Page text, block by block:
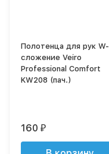
Полотенца для рук W-
сложение Veiro
Professional Comfort
KW208 (пач.)
160₽